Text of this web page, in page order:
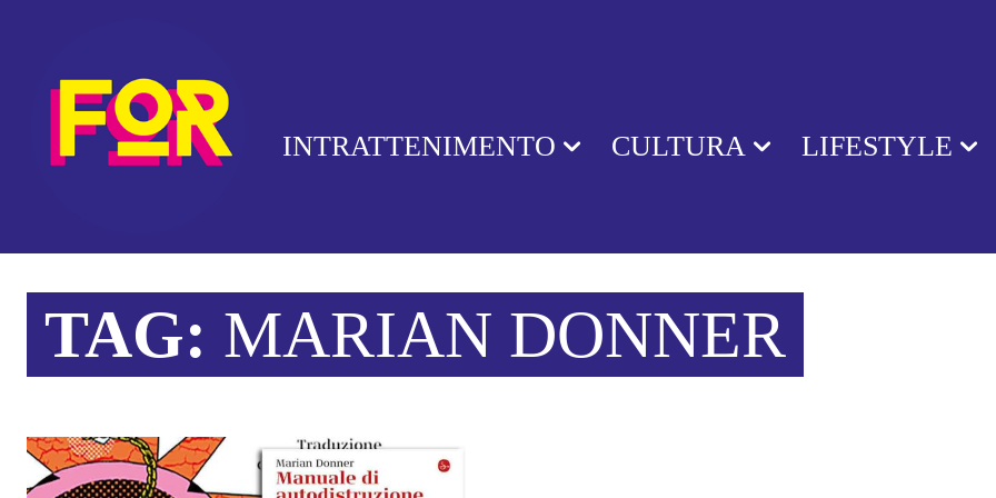
INTRATTENIMENTO CULTURA LIFESTYLE
TAG: MARIAN DONNER